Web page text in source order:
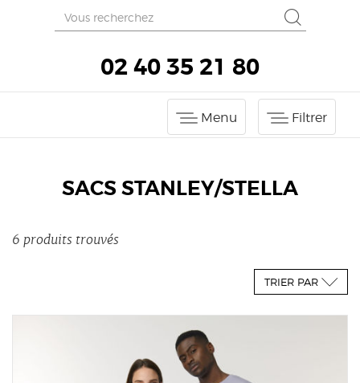
02 40 35 21 80
Filtrer
Menu
SACS STANLEY/STELLA
6 produits trouvés
TRIER PAR